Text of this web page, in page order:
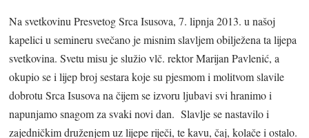
Na svetkovinu Presvetog Srca Isusova, 7. lipnja 2013. u našoj
kapelici u semineru svečano je misnim slavljem obilježena ta lijepa
svetkovina. Svetu misu je služio vlč. rektor Marijan Pavlenić, a
okupio se i lijep broj sestara koje su pjesmom i molitvom slavile
dobrotu Srca Isusova na čijem se izvoru ljubavi svi hranimo i
napunjamo snagom za svaki novi dan. Slavlje se nastavilo i
zajedničkim druženjem uz lijepe riječi, te kavu, čaj, kolače i ostalo.